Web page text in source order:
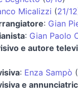
Micalizzi (21/12
: Gian
: Gian Paolo
e autore
: Enza Sampò (
e